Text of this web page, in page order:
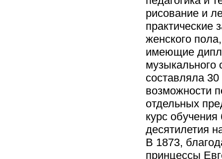
рисование и
практические
женского
имеющие
музыкального
составляла
возможности
отдельных
курс
десятилетия
В 1873,
принцессы